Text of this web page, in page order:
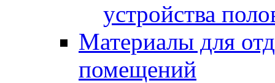
устройства
Материалы для
помещений